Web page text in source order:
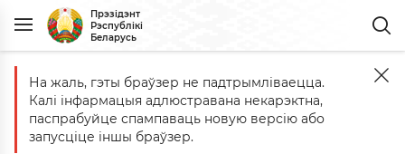
Прэзідэнт
Рэспублікі
Беларусь
Галоўная Падзеі Аляксандр Лукашэнка выказаў спачуванні
Аляксандр Лукашэнка выказаў
спачуванні Старшыні Кітайскай
На жаль, гэты браўзер не падтрымліваецца.
Калі інфармацыя адлюстравана некарэктна,
паспрабуйце спампаваць новую версію або
запусціце іншы браўзер.